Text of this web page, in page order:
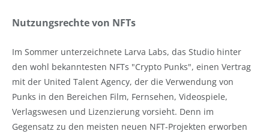
Nutzungsrechte von NFTs
Im Sommer unterzeichnete Larva Labs, das Studio hinter
den wohl bekanntesten NFTs "Crypto Punks", einen Vertrag
mit der United Talent Agency, der die Verwendung von
Punks in den Bereichen Film, Fernsehen, Videospiele,
Verlagswesen und Lizenzierung vorsieht. Denn im
Gegensatz zu den meisten neuen NFT-Projekten erworben